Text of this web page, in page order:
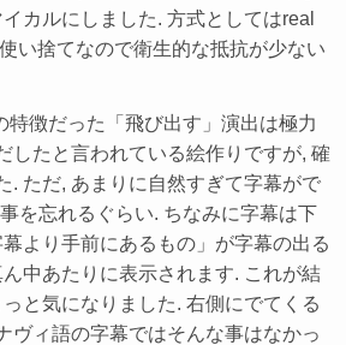
カルにしました. 方式としてはreal
い捨てなので衛生的な抵抗が少ない
特徴だった「飛び出す」演出は極力
したと言われている絵作りですが, 確
. ただ, あまりに自然すぎて字幕がで
を忘れるぐらい. ちなみに字幕は下
より手前にあるもの」が字幕の出る
中あたりに表示されます. これが結
と気になりました. 右側にでてくる
ヴィ語の字幕ではそんな事はなかっ